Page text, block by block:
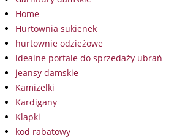
Home
Hurtownia sukienek
hurtownie odzieżowe
idealne portale do sprzedaży ubrań
jeansy damskie
Kamizelki
Kardigany
Klapki
kod rabatowy